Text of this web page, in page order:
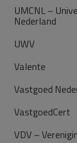
UMCNL –
Nederland
UWV
Valente
Vastgoed
VastgoedCert
VDV –